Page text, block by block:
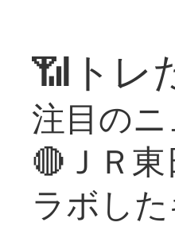
📶トレ
注目のニ
🔴ＪＲ
ラボし